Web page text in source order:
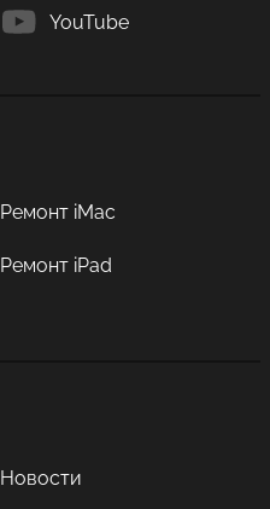
YouTube
Ремонт iMac
Ремонт iPad
Новости